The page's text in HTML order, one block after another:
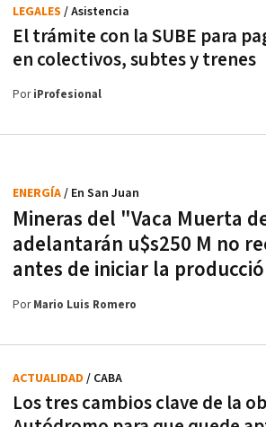
El trámite con la SUBE para
en colectivos, subtes y trenes
LEGALES / Asistencia
PoriProfesional
Mineras del "Vaca Muerta
adelantarán u$s250 M no
antes de iniciar la
ENERGÍA/ En San Juan
PorMario Luis Romero
Los tres cambios clave de la
ACTUALIDAD / CABA